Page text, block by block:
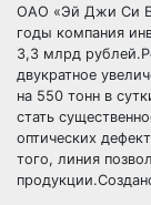
ОАО «Эй Джи Си
годы компания
3,3 млрд
двукратное
на 550 тонн в
стать
оптических
того, линия